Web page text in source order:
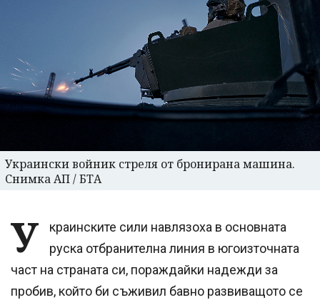
Украински войник стреля от бронирана машина.
Снимка АП / БТА
У
краинските сили навлязоха в основната
руска отбранителна линия в югоизточната
част на страната си, пораждайки надежди за
пробив, който би съживил бавно развиващото се